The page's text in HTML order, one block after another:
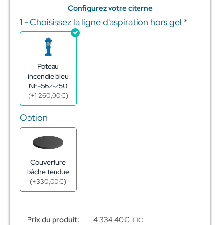
Configurez votre citerne
1 - Choisissez la ligne d'aspiration hors gel *
Poteau
incendie bleu
NF-S62-250
(+1 260,00€)
Option
Couverture
bâche tendue
(+330,00€)
Prix du produit: 4 334,40€ TTC
quantité
de
Réserve
incendie
galva
45m3
-
h2,54m